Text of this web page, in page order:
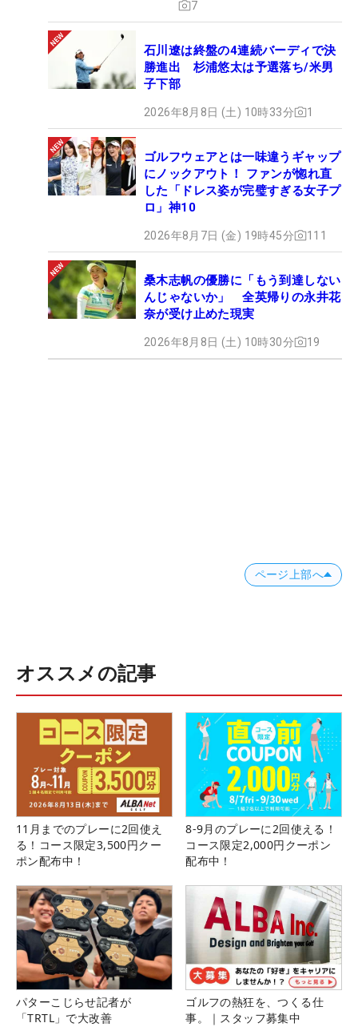
7
石川遼は終盤の4連続バーディで決
勝進出 杉浦悠太は予選落ち/米男
子下部
2026年8月8日 (土) 10時33分 1
ゴルフウェアとは一味違うギャップ
にノックアウト！ ファンが惚れ直
した「ドレス姿が完璧すぎる女子プ
ロ」神10
2026年8月7日 (金) 19時45分 111
桑木志帆の優勝に「もう到達しない
んじゃないか」 全英帰りの永井花
奈が受け止めた現実
2026年8月8日 (土) 10時30分 19
ページ上部へ
オススメの記事
11月までのプレーに2回使え
る！コース限定3,500円クー
ポン配布中！
8-9月のプレーに2回使える！
コース限定2,000円クーポン
配布中！
パターこじらせ記者が
「TRTL」で大改善
ゴルフの熱狂を、つくる仕
事。｜スタッフ募集中